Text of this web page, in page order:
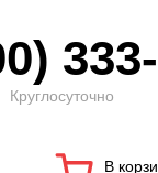
Круглосуточно
В